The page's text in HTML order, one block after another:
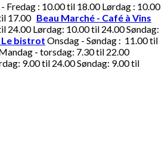
Fredag : 10.00 til 18.00 Lørdag : 10.00
17.00 Beau Marché - Café à Vins
24.00 Lørdag: 10.00 til 24.00 Søndag:
Le bistrot Onsdag - Søndag : 11.00 til
- torsdag: 7.30 til 22.00
9.00 til 24.00 Søndag: 9.00 til